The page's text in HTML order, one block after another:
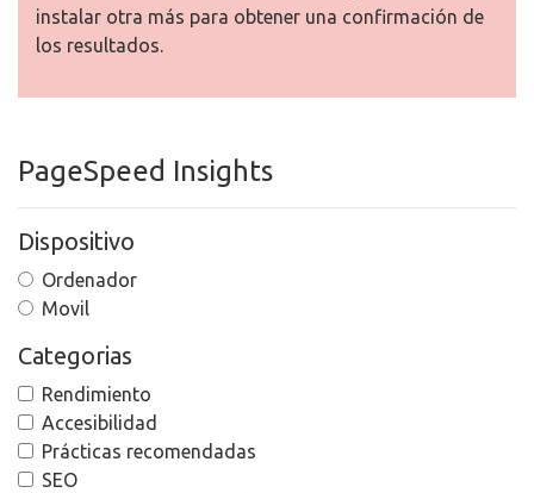
instalar otra más para obtener una confirmación de
los resultados.
PageSpeed Insights
Dispositivo
Ordenador
Movil
Categorias
Rendimiento
Accesibilidad
Prácticas recomendadas
SEO